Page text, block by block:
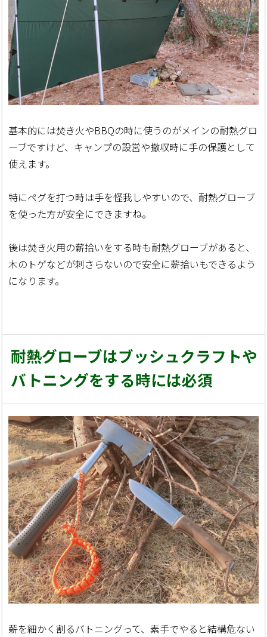
基本的には焚き火やBBQの時に使うのがメインの耐熱グロ
ーブですけど、キャンプの設営や撤収時に手の保護として
使えます。
特にペグを打つ時は手を怪我しやすいので、耐熱グローブ
を使った方が安全にできますね。
後は焚き火用の薪拾いをする時も耐熱グローブがあると、
木のトゲなどが刺さらないので安全に薪拾いもできるよう
になります。
耐熱グローブはブッシュクラフトや
バトニングをする時には必須
薪を細かく割るバトニングって、素手でやると結構危ない